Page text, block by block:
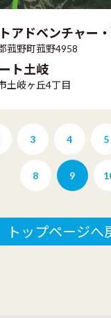
アドベンチャー
菰野町菰野4958
ト土岐
土岐ヶ丘4丁目
3 4 5
8 9
トップページへ